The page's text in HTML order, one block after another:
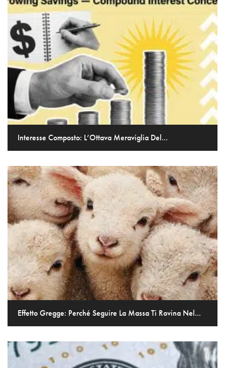
Interesse Composto: L’Ottava Meraviglia Del...
Effetto Gregge: Perché Seguire La Massa Ti Rovina Nel...